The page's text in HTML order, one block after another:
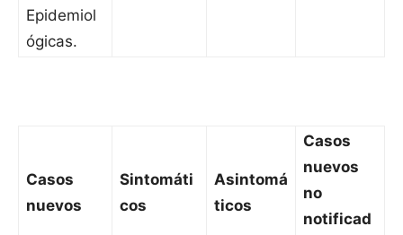
Epidemiol
ógicas.
Casos
nuevos
Sintomáti
cos
Asintomá
ticos
Casos
nuevos
no
notificad